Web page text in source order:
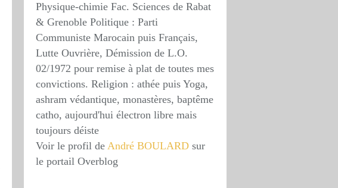
Physique-chimie Fac. Sciences de Rabat
& Grenoble Politique : Parti
Communiste Marocain puis Français,
Lutte Ouvrière, Démission de L.O.
02/1972 pour remise à plat de toutes mes
convictions. Religion : athée puis Yoga,
ashram védantique, monastères, baptême
catho, aujourd'hui électron libre mais
toujours déiste
Voir le profil de André BOULARD sur
le portail Overblog